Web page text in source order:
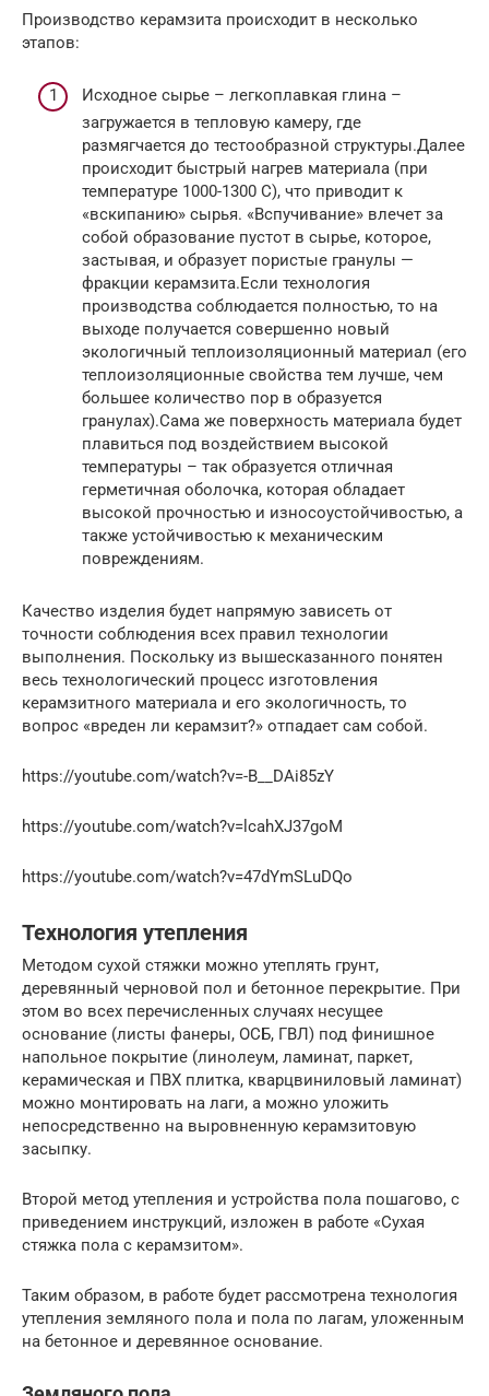
Производство керамзита происходит в несколько
этапов:
Исходное сырье – легкоплавкая глина –
загружается в тепловую камеру, где
размягчается до тестообразной структуры.Далее
происходит быстрый нагрев материала (при
температуре 1000-1300 С), что приводит к
«вскипанию» сырья. «Вспучивание» влечет за
собой образование пустот в сырье, которое,
застывая, и образует пористые гранулы —
фракции керамзита.Если технология
производства соблюдается полностью, то на
выходе получается совершенно новый
экологичный теплоизоляционный материал (его
теплоизоляционные свойства тем лучше, чем
большее количество пор в образуется
гранулах).Сама же поверхность материала будет
плавиться под воздействием высокой
температуры – так образуется отличная
герметичная оболочка, которая обладает
высокой прочностью и износоустойчивостью, а
также устойчивостью к механическим
повреждениям.
Качество изделия будет напрямую зависеть от
точности соблюдения всех правил технологии
выполнения. Поскольку из вышесказанного понятен
весь технологический процесс изготовления
керамзитного материала и его экологичность, то
вопрос «вреден ли керамзит?» отпадает сам собой.
https://youtube.com/watch?v=-B__DAi85zY
https://youtube.com/watch?v=lcahXJ37goM
https://youtube.com/watch?v=47dYmSLuDQo
Технология утепления
Методом сухой стяжки можно утеплять грунт,
деревянный черновой пол и бетонное перекрытие. При
этом во всех перечисленных случаях несущее
основание (листы фанеры, ОСБ, ГВЛ) под финишное
напольное покрытие (линолеум, ламинат, паркет,
керамическая и ПВХ плитка, кварцвиниловый ламинат)
можно монтировать на лаги, а можно уложить
непосредственно на выровненную керамзитовую
засыпку.
Второй метод утепления и устройства пола пошагово, с
приведением инструкций, изложен в работе «Сухая
стяжка пола с керамзитом».
Таким образом, в работе будет рассмотрена технология
утепления земляного пола и пола по лагам, уложенным
на бетонное и деревянное основание.